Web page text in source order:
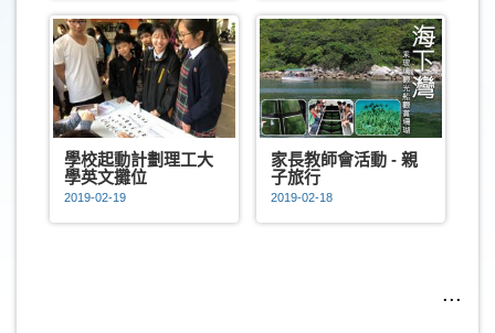
學校起動計劃理工大
學英文攤位
2019-02-19
家長教師會活動 - 親
子旅行
2019-02-18
...